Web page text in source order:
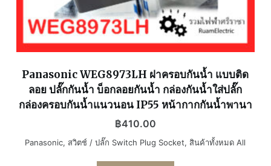
Panasonic WEG8973LH ฝาครอบกันน้ำ แบบติด
ลอย ปลั๊กกันน้ำ บ็อกลอยกันน้ำ กล่องกันน้ำใส่ปลั๊ก
กล่องครอบกันน้ำแนวนอน IP55 หน้ากากกันน้ำพานา
฿410.00
Panasonic, สวิตช์ / ปลั๊ก Switch Plug Socket, สินค้าทั้งหมด All